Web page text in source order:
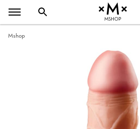
MSHOP
Mshop